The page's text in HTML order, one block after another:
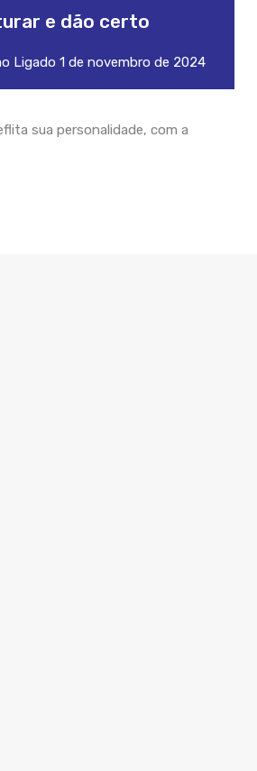
e dão certo
Ligado 1 de novembro de 2024
sua personalidade, com a